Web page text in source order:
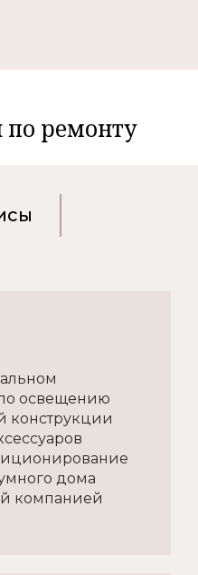
ремонту
освещению
конструкции
дома
компанией